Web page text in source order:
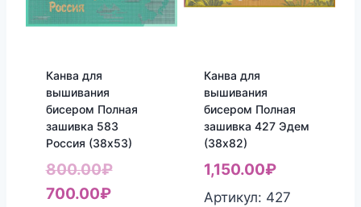
Канва для
вышивания
бисером Полная
зашивка 583
Россия (38х53)
800.00₽Первоначальная
700.00₽Текущая
Канва для
вышивания
бисером Полная
зашивка 427 Эдем
(38х82)
1,150.00₽
Артикул: 427